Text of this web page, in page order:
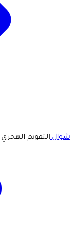
شوالالتقويم الهجري